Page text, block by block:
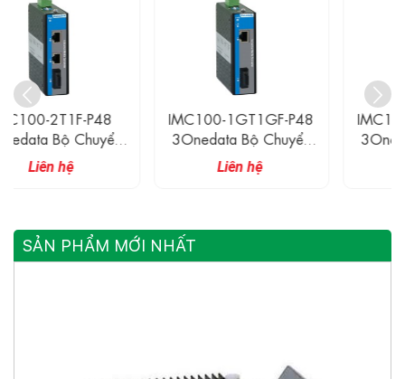
IMC100-1GT1GF-P48
3Onedata Bộ Chuyển
Đổi Quang Điện Công
Nghiệp 1 Cổng Ethernet
IMC100-2GT1GF-P48
3Onedata Bộ Chuyển
Đổi Quang Điện Công
Nghiệp 2 Cổng Ethernet
SẢN PHẨM MỚI NHẤT